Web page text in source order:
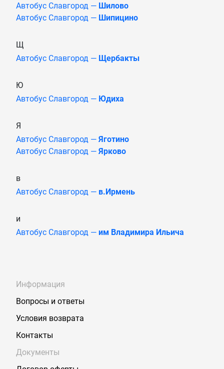
Автобус Славгород — Шилово
Автобус Славгород — Шипицино
Щ
Автобус Славгород — Щербакты
Ю
Автобус Славгород — Юдиха
Я
Автобус Славгород — Яготино
Автобус Славгород — Ярково
в
Автобус Славгород — в.Ирмень
и
Автобус Славгород — им Владимира Ильича
Информация
Вопросы и ответы
Условия возврата
Контакты
Документы